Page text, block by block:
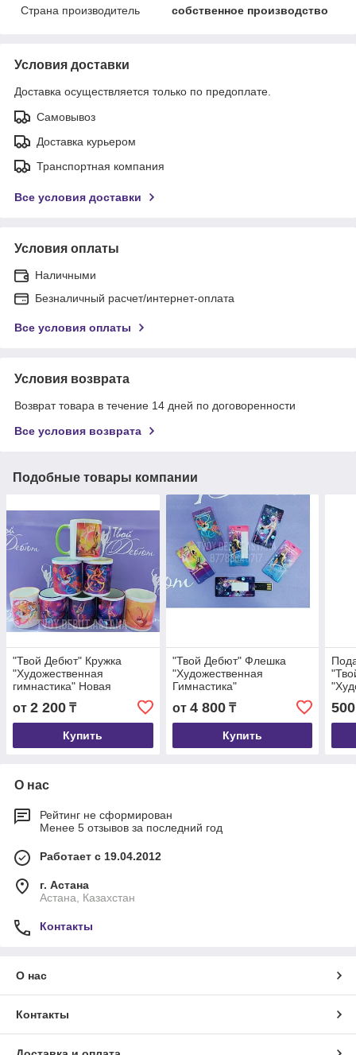
Страна производитель
собственное производство
Условия доставки
Доставка осуществляется только по предоплате.
Самовывоз
Доставка курьером
Транспортная компания
Все условия доставки
Условия оплаты
Наличными
Безналичный расчет/интернет-оплата
Все условия оплаты
Условия возврата
Возврат товара в течение 14 дней по договоренности
Все условия возврата
Подобные товары компании
"Твой Дебют" Кружка
"Художественная
гимнастика" Новая
Коллекция!
от 2 200 ₸
Купить
"Твой Дебют" Флешка
"Художественная
Гимнастика"
от 4 800₸
Купить
500
О нас
Рейтинг не сформирован
Менее 5 отзывов за последний год
Работает с 19.04.2012
г. Астана
Астана, Казахстан
Контакты
О нас
Контакты